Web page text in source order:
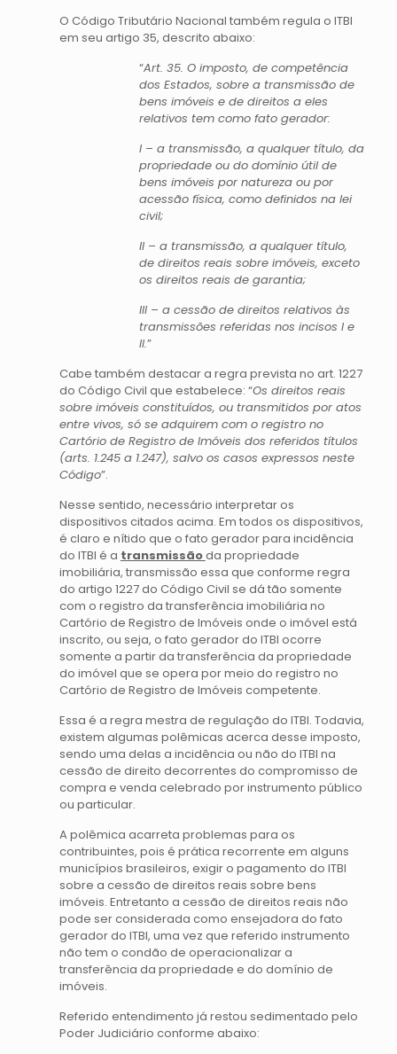
O Código Tributário Nacional também regula o ITBI
em seu artigo 35, descrito abaixo:
“Art. 35. O imposto, de competência
dos Estados, sobre a transmissão de
bens imóveis e de direitos a eles
relativos tem como fato gerador:
I – a transmissão, a qualquer título, da
propriedade ou do domínio útil de
bens imóveis por natureza ou por
acessão física, como definidos na lei
civil;
II – a transmissão, a qualquer título,
de direitos reais sobre imóveis, exceto
os direitos reais de garantia;
III – a cessão de direitos relativos às
transmissões referidas nos incisos I e
II.”
Cabe também destacar a regra prevista no art. 1227
do Código Civil que estabelece: “Os direitos reais
sobre imóveis constituídos, ou transmitidos por atos
entre vivos, só se adquirem com o registro no
Cartório de Registro de Imóveis dos referidos títulos
(arts. 1.245 a 1.247), salvo os casos expressos neste
Código”.
Nesse sentido, necessário interpretar os
dispositivos citados acima. Em todos os dispositivos,
é claro e nítido que o fato gerador para incidência
do ITBI é a transmissãoda propriedade
imobiliária, transmissão essa que conforme regra
do artigo 1227 do Código Civil se dá tão somente
com o registro da transferência imobiliária no
Cartório de Registro de Imóveis onde o imóvel está
inscrito, ou seja, o fato gerador do ITBI ocorre
somente a partir da transferência da propriedade
do imóvel que se opera por meio do registro no
Cartório de Registro de Imóveis competente.
Essa é a regra mestra de regulação do ITBI. Todavia,
existem algumas polêmicas acerca desse imposto,
sendo uma delas a incidência ou não do ITBI na
cessão de direito decorrentes do compromisso de
compra e venda celebrado por instrumento público
ou particular.
A polêmica acarreta problemas para os
contribuintes, pois é prática recorrente em alguns
municípios brasileiros, exigir o pagamento do ITBI
sobre a cessão de direitos reais sobre bens
imóveis. Entretanto a cessão de direitos reais não
pode ser considerada como ensejadora do fato
gerador do ITBI, uma vez que referido instrumento
não tem o condão de operacionalizar a
transferência da propriedade e do domínio de
imóveis.
Referido entendimento já restou sedimentado pelo
Poder Judiciário conforme abaixo: